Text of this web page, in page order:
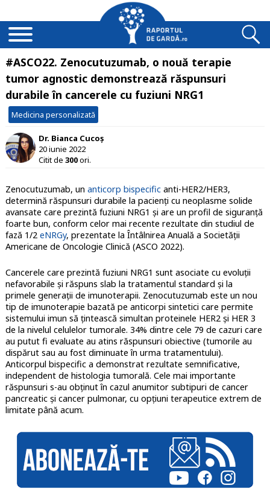
#ASCO22. Zenocutuzumab, o nouă terapie
tumor agnostic demonstrează răspunsuri
durabile în cancerele cu fuziuni NRG1
Medicina personalizată
Dr. Bianca Cucoș
20 iunie 2022
Citit de 300ori.
Zenocutuzumab, un anticorp bispecificanti-HER2/HER3,
determină răspunsuri durabile la pacienți cu neoplasme solide
avansate care prezintă fuziuni NRG1 și are un profil de siguranță
foarte bun, conform celor mai recente rezultate din studiul de
fază 1/2 eNRGy, prezentate la Întâlnirea Anuală a Societății
Americane de Oncologie Clinică (ASCO 2022).
Cancerele care prezintă fuziuni NRG1 sunt asociate cu evoluții
nefavorabile și răspuns slab la tratamentul standard și la
primele generații de imunoterapii. Zenocutuzumab este un nou
tip de imunoterapie bazată pe anticorpi sintetici care permite
sistemului imun să țintească simultan proteinele HER2 și HER 3
de la nivelul celulelor tumorale. 34% dintre cele 79 de cazuri care
au putut fi evaluate au atins răspunsuri obiective (tumorile au
dispărut sau au fost diminuate în urma tratamentului).
Anticorpul bispecific a demonstrat rezultate semnificative,
independent de histologia tumorală. Cele mai importante
răspunsuri s-au obținut în cazul anumitor subtipuri de cancer
pancreatic și cancer pulmonar, cu opțiuni terapeutice extrem de
limitate până acum.